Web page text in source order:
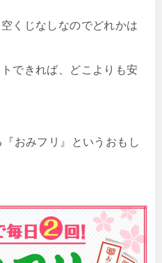
くじなしなのでどれかは
できれば、どこよりも安
おみフリ』というおもし